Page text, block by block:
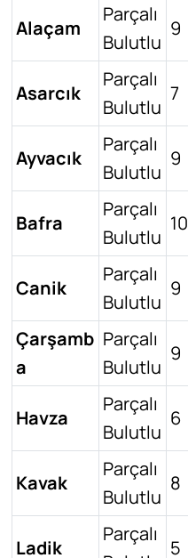
Alaçam
Parçalı
Bulutlu
9
Asarcık
Parçalı
Bulutlu
7
Ayvacık
Parçalı
Bulutlu
9
Bafra
Parçalı
Bulutlu
10
Canik
Parçalı
Bulutlu
9
Çarşamb
a
Parçalı
Bulutlu
9
Havza
Parçalı
Bulutlu
6
Kavak
Parçalı
Bulutlu
8
Ladik
Parçalı
5